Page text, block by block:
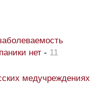
нет - 11
медучреждениях